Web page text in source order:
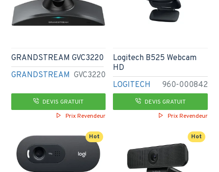
GRANDSTREAM GVC3220
GRANDSTREAM GVC3220
DEVIS GRATUIT
Prix Revendeur
LOGITECH 960-000842
Logitech B525 Webcam
HD
DEVIS GRATUIT
Prix Revendeur
Hot Hot